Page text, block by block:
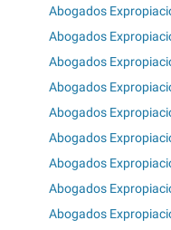
Abogados
Abogados
Abogados
Abogados
Abogados
Abogados
Abogados
Abogados
Abogados